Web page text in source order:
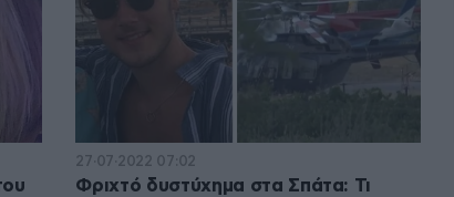
27·07·2022 07:02
Φριχτό δυστύχημα στα Σπάτα: Τι